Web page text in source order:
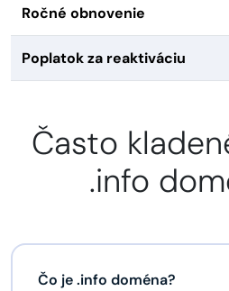
Ročné obnovenie
Poplatok za reaktiváciu
Často
.info
Čo je .info doména?